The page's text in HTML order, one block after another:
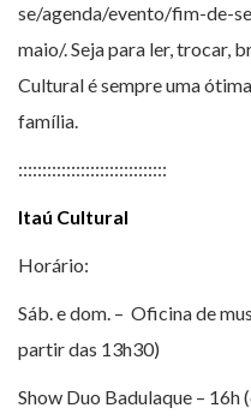
se/agenda/evento/fim-de-
maio/. Seja para ler, trocar,
Cultural é sempre uma
família.
:::::::::::::::::::::::::::::::
Itaú Cultural
Horário:
Sáb. e dom. – Oficina de
partir das 13h30)
Show Duo Badulaque –